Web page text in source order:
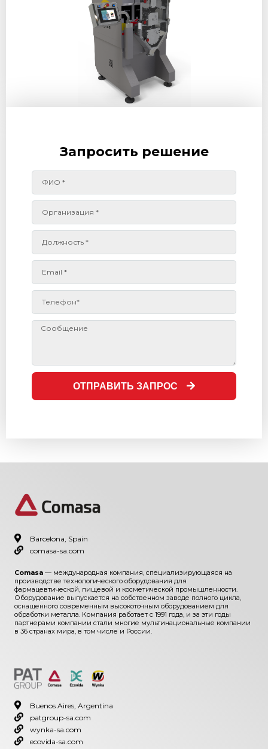
Запросить решение
ОТПРАВИТЬ ЗАПРОС
Barcelona, Spain
comasa-sa.com
Comasa — международная компания, специализирующаяся на
производстве технологического оборудования для
фармацевтической, пищевой и косметической промышленности.
Оборудование выпускается на собственном заводе полного цикла,
оснащенного современным высокоточным оборудованием для
обработки металла. Компания работает с 1991 года, и за эти годы
партнерами компании стали многие мультинациональные компании
в 36 странах мира, в том числе и России.
Buenos Aires, Argentina
patgroup-sa.com
wynka-sa.com
ecovida-sa.com